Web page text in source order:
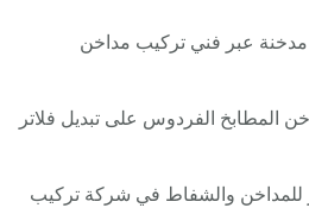
عبر فني تركيب مداخن
المطابخ الفردوس على تبديل فلاتر
للمداخن والشفاط في شركة تركيب